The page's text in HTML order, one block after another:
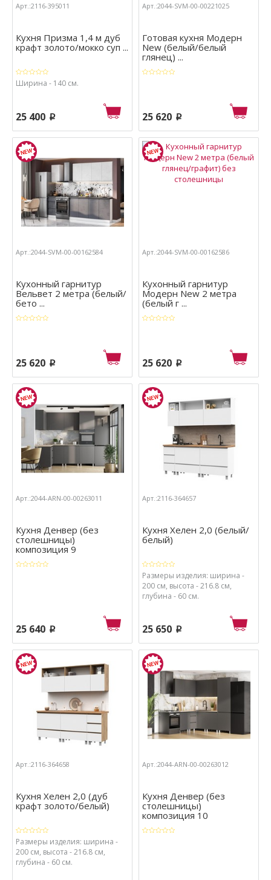
Арт.:2116-395011
Кухня Призма 1,4 м дуб
крафт золото/мокко суп ...
Ширина - 140 см.
25 400 p
Арт.:2044-SVM-00-00221025
Готовая кухня Модерн
New (белый/белый
глянец) ...
25 620 p
Арт.:2044-SVM-00-00162584
Кухонный гарнитур
Вельвет 2 метра (белый/
бето ...
25 620 p
Арт.:2044-SVM-00-00162586
Кухонный гарнитур
Модерн New 2 метра
(белый г ...
25 620 p
Арт.:2044-ARN-00-00263011
Кухня Денвер (без
столешницы)
композиция 9
25 640 p
Арт.:2116-364657
Кухня Хелен 2,0 (белый/
белый)
Размеры изделия: ширина -
200 см, высота - 216.8 см,
глубина - 60 см.
25 650 p
Арт.:2116-364658
Кухня Хелен 2,0 (дуб
крафт золото/белый)
Размеры изделия: ширина -
200 см, высота - 216.8 см,
глубина - 60 см.
Арт.:2044-ARN-00-00263012
Кухня Денвер (без
столешницы)
композиция 10